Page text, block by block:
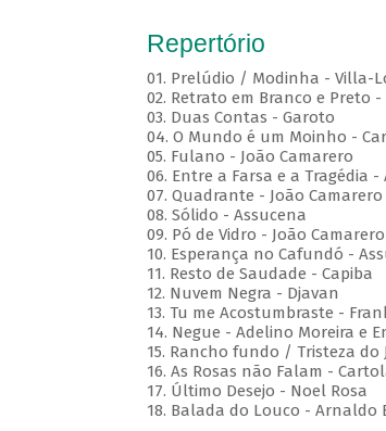
Repertório
01. Prelúdio / Modinha - Villa-
02. Retrato em Branco e Preto
03. Duas Contas - Garoto
04. O Mundo é um Moinho -
05. Fulano - João Camarero
06. Entre a Farsa e a Tragédia -
07. Quadrante - João Camarero
08. Sólido - Assucena
09. Pó de Vidro - João Camarero
10. Esperança no Cafundó -
11. Resto de Saudade - Capiba
12. Nuvem Negra - Djavan
13. Tu me Acostumbraste -
14. Negue - Adelino Moreira e
15. Rancho fundo / Tristeza do
16. As Rosas não Falam -
17. Último Desejo - Noel Rosa
18. Balada do Louco - Arnaldo